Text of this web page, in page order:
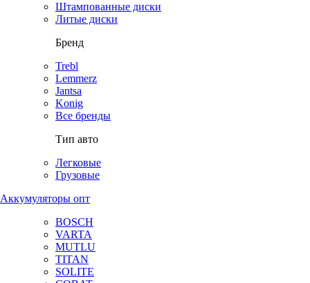
Штампованные диски
Литые диски
Бренд
Trebl
Lemmerz
Jantsa
Konig
Все бренды
Тип авто
Легковые
Грузовые
Аккумуляторы опт
BOSCH
VARTA
MUTLU
TITAN
SOLITE